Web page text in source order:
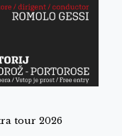
tour 2026